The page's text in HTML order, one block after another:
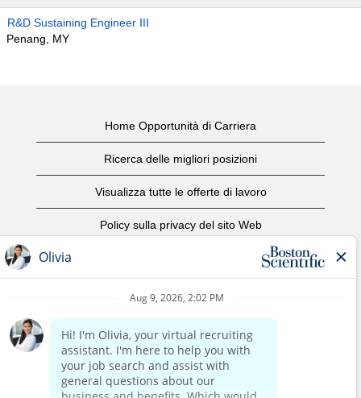
R&D Sustaining Engineer III
Penang, MY
Home Opportunità di Carriera
Ricerca delle migliori posizioni
Visualizza tutte le offerte di lavoro
Policy sulla privacy del sito Web
Home Corporate